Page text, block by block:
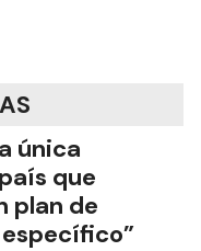
única
que
plan de